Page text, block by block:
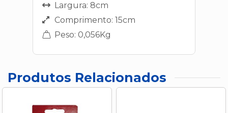
Largura: 8cm
Comprimento: 15cm
Peso: 0,056Kg
Produtos Relacionados